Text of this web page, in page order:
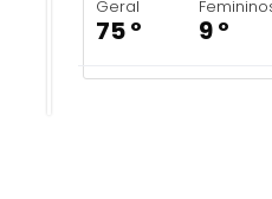
Geral
75 º 9 º